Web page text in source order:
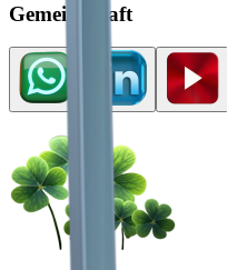
Gemeinschaft